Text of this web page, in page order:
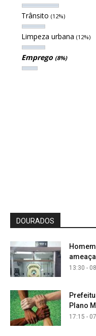
Trânsito (12%)
Limpeza urbana (12%)
Emprego (8%)
DOURADOS
13:30 -
Plano
17:15 -